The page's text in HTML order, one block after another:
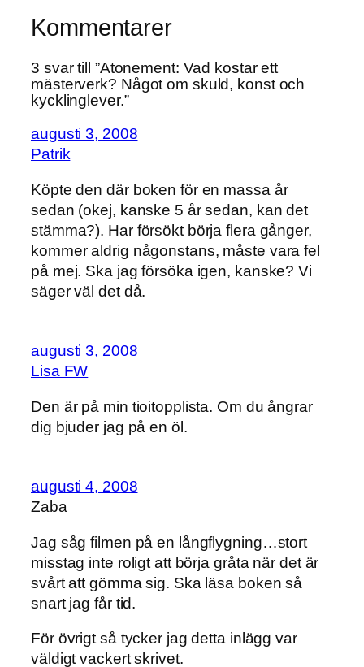
Kommentarer
3 svar till ”Atonement: Vad kostar ett
mästerverk? Något om skuld, konst och
kycklinglever.”
augusti 3, 2008
Patrik
Köpte den där boken för en massa år
sedan (okej, kanske 5 år sedan, kan det
stämma?). Har försökt börja flera gånger,
kommer aldrig någonstans, måste vara fel
på mej. Ska jag försöka igen, kanske? Vi
säger väl det då.
augusti 3, 2008
Lisa FW
Den är på min tioitopplista. Om du ångrar
dig bjuder jag på en öl.
augusti 4, 2008
Zaba
Jag såg filmen på en långflygning…stort
misstag inte roligt att börja gråta när det är
svårt att gömma sig. Ska läsa boken så
snart jag får tid.
För övrigt så tycker jag detta inlägg var
väldigt vackert skrivet.